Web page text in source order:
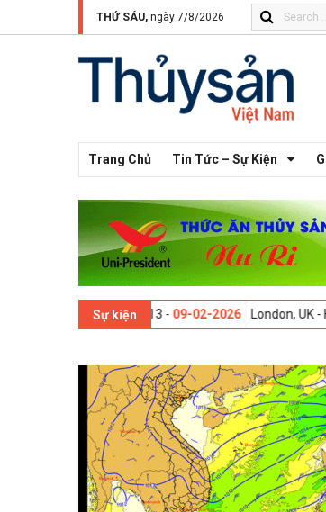
THỨ SÁU, ngày 7/8/2026
Trang Chủ Tin Tức – Sự Kiện
Sự kiện
Thế giới lần thứ 13 -09-02-2026 London, UK - Hội nghị